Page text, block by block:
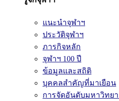
แนะนำจุฬาฯ
ประวัติจุฬาฯ
ภารกิจหลัก
จุฬาฯ 100 ปี
ข้อมูลและสถิติ
บุคคลสำคัญที่มาเยือน
การจัดอันดับมหาวิทย